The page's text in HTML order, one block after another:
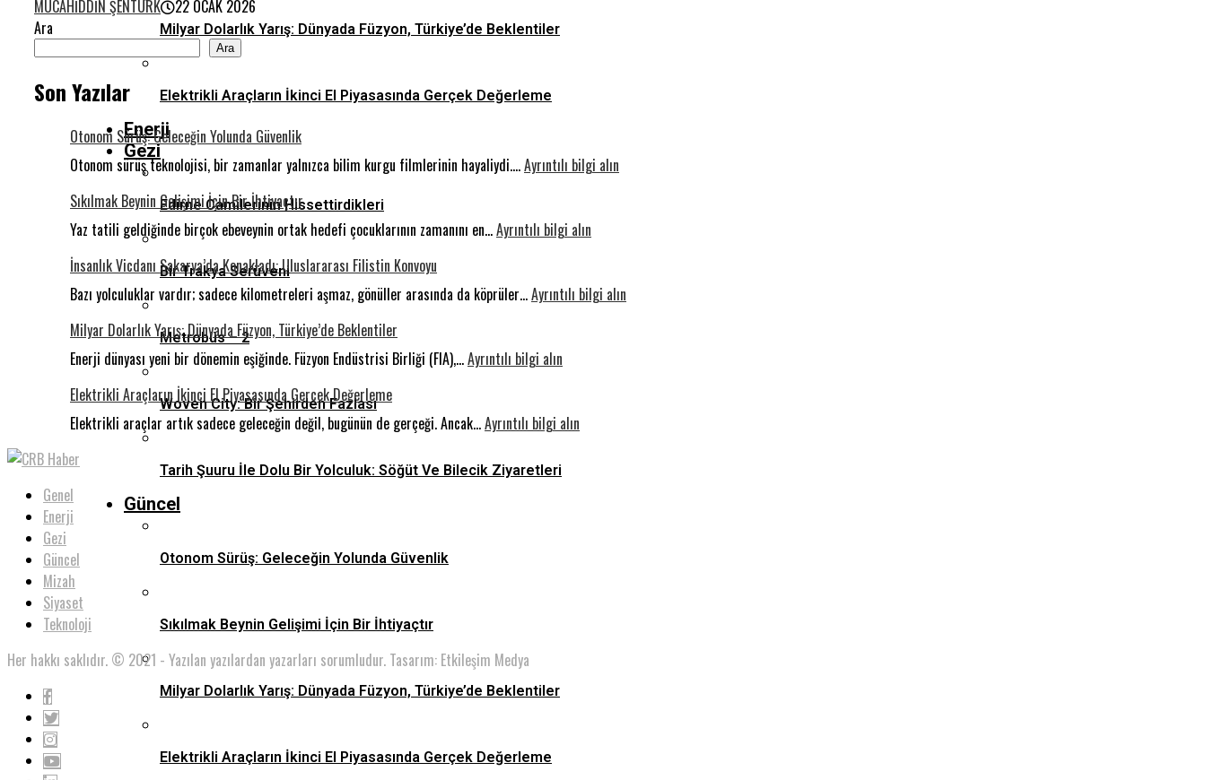
Milyar Dolarlık Yarış: Dünyada Füzyon, Türkiye’de Beklentiler
Elektrikli Araçların İkinci El Piyasasında Gerçek Değerleme
Enerji
Gezi
Edirne Camilerinin Hissettirdikleri
Bir Trakya Serüveni
Metrobüs – 2
Woven City: Bir Şehirden Fazlası
Tarih Şuuru İle Dolu Bir Yolculuk: Söğüt Ve Bilecik Ziyaretleri
Güncel
Otonom Sürüş: Geleceğin Yolunda Güvenlik
Sıkılmak Beynin Gelişimi İçin Bir İhtiyaçtır
Milyar Dolarlık Yarış: Dünyada Füzyon, Türkiye’de Beklentiler
Elektrikli Araçların İkinci El Piyasasında Gerçek Değerleme
MÜCAHIDDIN ŞENTÜRK
22 OCAK 2026
Ara
Ara
Son Yazılar
Otonom Sürüş: Geleceğin Yolunda Güvenlik
Otonom sürüş teknolojisi, bir zamanlar yalnızca bilim kurgu filmlerinin hayaliydi.…Ayrıntılı bilgi alın
Sıkılmak Beynin Gelişimi İçin Bir İhtiyaçtır
Yaz tatili geldiğinde birçok ebeveynin ortak hedefi çocuklarının zamanını en…Ayrıntılı bilgi alın
Gelişimi
İnsanlık Vicdanı Sakarya’da Konakladı: Uluslararası Filistin Konvoyu
Bazı yolculuklar vardır; sadece kilometreleri aşmaz, gönüller arasında da köprüler…Ayrıntılı bilgi alın
Milyar Dolarlık Yarış: Dünyada Füzyon, Türkiye’de Beklentiler
Enerji dünyası yeni bir dönemin eşiğinde. Füzyon Endüstrisi Birliği (FIA),…Ayrıntılı bilgi alın
Yarış:
Elektrikli Araçların İkinci El Piyasasında Gerçek Değerleme
Elektrikli araçlar artık sadece geleceğin değil, bugünün de gerçeği. Ancak…Ayrıntılı bilgi alın
Genel
Enerji
Gezi
Güncel
Mizah
Siyaset
Teknoloji
Her hakkı saklıdır. © 2021 - Yazılan yazılardan yazarları sorumludur. Tasarım: Etkileşim Medya